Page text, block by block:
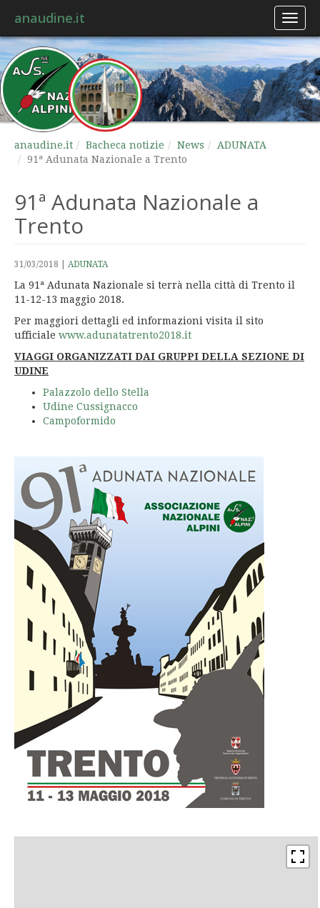
anaudine.it
anaudine.it Bacheca notizie News
ADUNATA
91ª Adunata Nazionale a Trento
91ª Adunata Nazionale a
Trento
31/03/2018 ADUNATA
La 91ª Adunata Nazionale si terrà nella città di Trento il
11-12-13 maggio 2018.
Per maggiori dettagli ed informazioni visita il sito
ufficiale www.adunatatrento2018.it
VIAGGI ORGANIZZATI DAI GRUPPI DELLA SEZIONE DI
UDINE
Palazzolo dello Stella
Udine Cussignacco
Campoformido